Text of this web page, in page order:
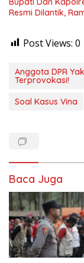
Resmi Dilantik,
Post Views: 0
Anggota DPR
Terprovokasi!
Soal Kasus Vina
Baca Juga